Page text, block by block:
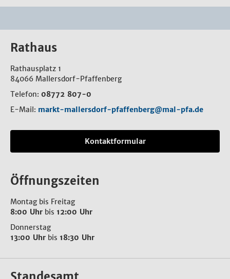
Rathaus
Rathausplatz 1
84066 Mallersdorf-Pfaffenberg
Telefon: 08772 807-0
E-Mail: markt-mallersdorf-pfaffenberg@mal-pfa.de
Kontaktformular
Öffnungszeiten
Montag bis Freitag
8:00 Uhr bis 12:00 Uhr
Donnerstag
13:00 Uhr bis 18:30 Uhr